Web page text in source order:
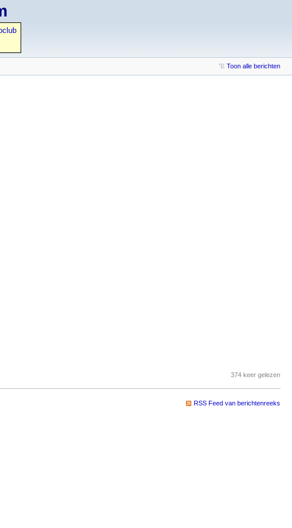
Toon alle berichten
374 keer gelezen
RSS Feed van berichtenreeks